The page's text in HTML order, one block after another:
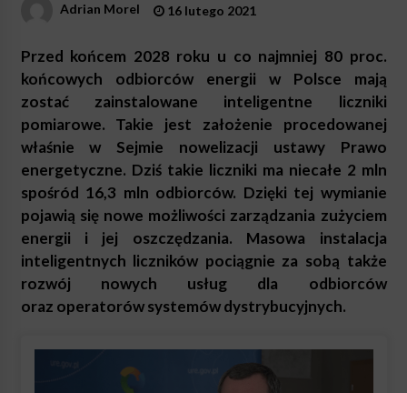
Adrian Morel 16 lutego 2021
Przed końcem 2028 roku u co najmniej 80 proc.
końcowych odbiorców energii w Polsce mają
zostać zainstalowane inteligentne liczniki
pomiarowe. Takie jest założenie procedowanej
właśnie w Sejmie nowelizacji ustawy Prawo
energetyczne. Dziś takie liczniki ma niecałe 2 mln
spośród 16,3 mln odbiorców. Dzięki tej wymianie
pojawią się nowe możliwości zarządzania zużyciem
energii i jej oszczędzania. Masowa instalacja
inteligentnych liczników pociągnie za sobą także
rozwój nowych usług dla odbiorców
oraz operatorów systemów dystrybucyjnych.